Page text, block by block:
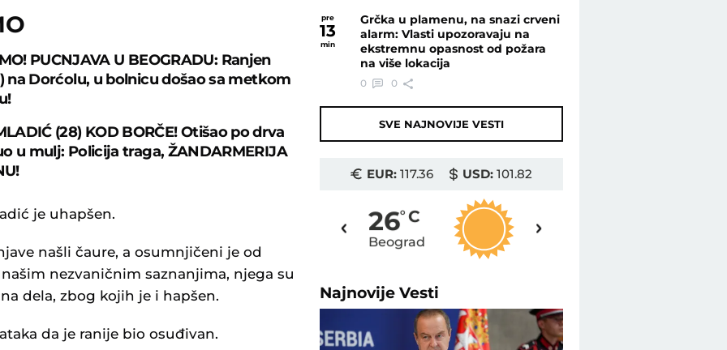
PUCNJAVA U BEOGRADU: Ranjen
na Dorćolu, u bolnicu došao sa metkom
(28) KOD BORČE! Otišao po drva
u mulj: Policija traga, ŽANDARMERIJA
je uhapšen.
našli čaure, a osumnjičeni je od
nezvaničnim saznanjima, njega su
dela, zbog kojih je i hapšen.
da je ranije bio osuđivan.
pre
13
min
Grčka u plamenu, na snazi crveni
alarm: Vlasti upozoravaju na
ekstremnu opasnost od požara
na više lokacija
0 0
SVE NAJNOVIJE VESTI
EUR:117.36 USD: 101.82
26o C
Beograd
NajnovijeVesti